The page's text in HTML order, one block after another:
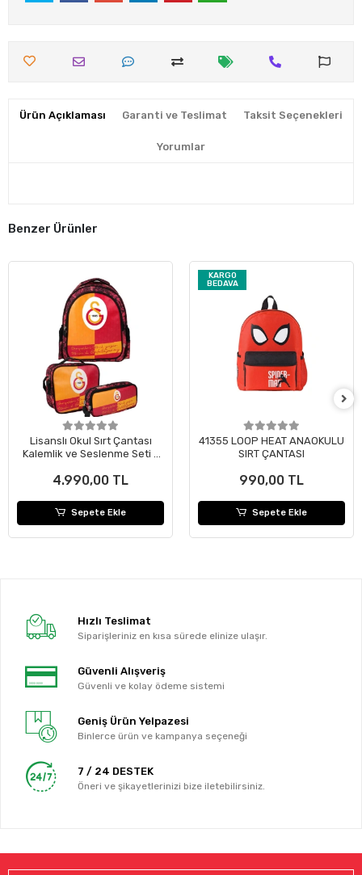
Ürün Açıklaması Garanti ve Teslimat Taksit Seçenekleri
Yorumlar
Benzer Ürünler
Lisanslı Okul Sırt Çantası
Kalemlik ve Seslenme Seti -
4.990,00 TL
Sepete Ekle
KARGO
BEDAVA
41355 LOOP HEAT ANAOKULU
SIRT ÇANTASI
990,00 TL
Sepete Ekle
Hızlı Teslimat
Siparişleriniz en kısa sürede elinize ulaşır.
Güvenli Alışveriş
Güvenli ve kolay ödeme sistemi
Geniş Ürün Yelpazesi
Binlerce ürün ve kampanya seçeneği
7 / 24 DESTEK
Öneri ve şikayetlerinizi bize iletebilirsiniz.